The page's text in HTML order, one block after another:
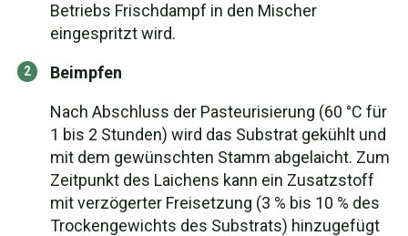
Betriebs Frischdampf in den Mischer
eingespritzt wird.
Beimpfen
Nach Abschluss der Pasteurisierung (60 °C für
1 bis 2 Stunden) wird das Substrat gekühlt und
mit dem gewünschten Stamm abgelaicht. Zum
Zeitpunkt des Laichens kann ein Zusatzstoff
mit verzögerter Freisetzung (3 % bis 10 % des
Trockengewichts des Substrats) hinzugefügt